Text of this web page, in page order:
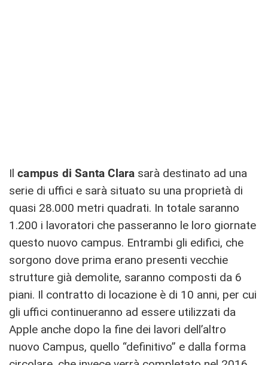
Il campus di Santa Clara sarà destinato ad una
serie di uffici e sarà situato su una proprietà di
quasi 28.000 metri quadrati. In totale saranno
1.200 i lavoratori che passeranno le loro giornate
questo nuovo campus. Entrambi gli edifici, che
sorgono dove prima erano presenti vecchie
strutture già demolite, saranno composti da 6
piani. Il contratto di locazione è di 10 anni, per cui
gli uffici continueranno ad essere utilizzati da
Apple anche dopo la fine dei lavori dell’altro
nuovo Campus, quello “definitivo” e dalla forma